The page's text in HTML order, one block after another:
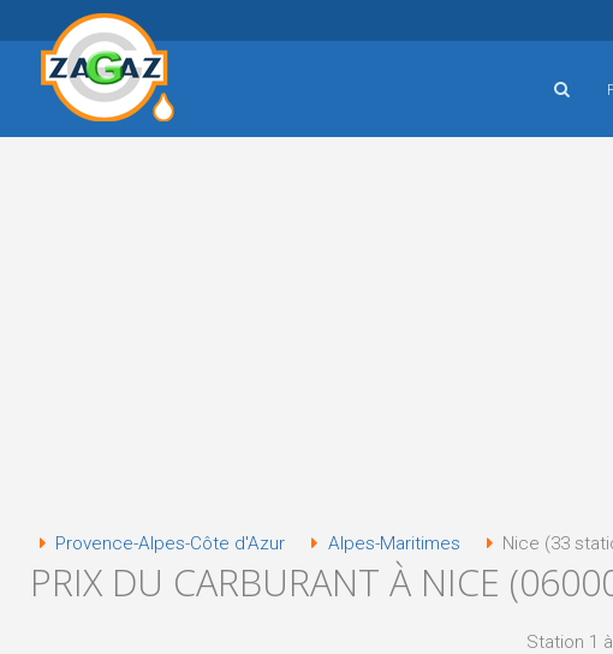
Provence-Alpes-Côte d'Azur Alpes-Maritimes Nice (33
PRIX DU CARBURANT À NICE
Station 1